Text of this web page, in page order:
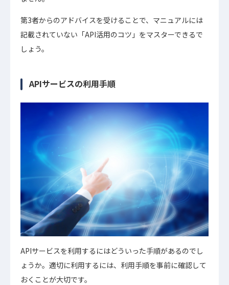
第3者からのアドバイスを受けることで、マニュアルには
記載されていない「API活用のコツ」をマスターできるで
しょう。
APIサービスの利用手順
APIサービスを利用するにはどういった手順があるのでし
ょうか。適切に利用するには、利用手順を事前に確認して
おくことが大切です。